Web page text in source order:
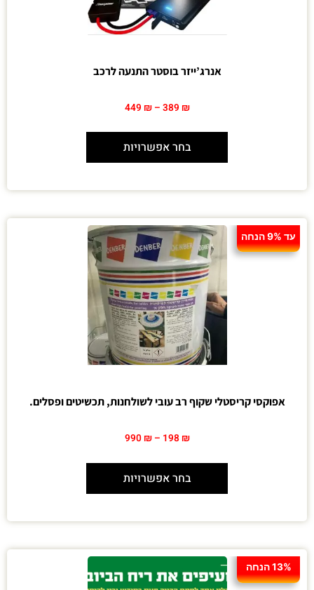
אנרג’ייזר בוסטר התנעה לרכב
389 ₪
–
449 ₪
בחר אפשרויות
עד 9% הנחה
אפוקסי קריסטלי שקוף רב עובי לשולחנות, תכשיטים ופסלים.
198 ₪
–
990 ₪
בחר אפשרויות
13% הנחה